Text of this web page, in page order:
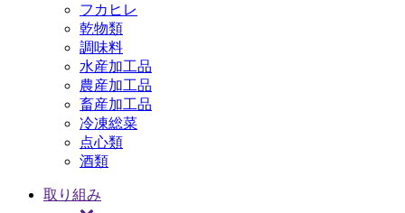
フカヒレ
乾物類
調味料
水産加工品
農産加工品
畜産加工品
冷凍総菜
点心類
酒類
取り組み